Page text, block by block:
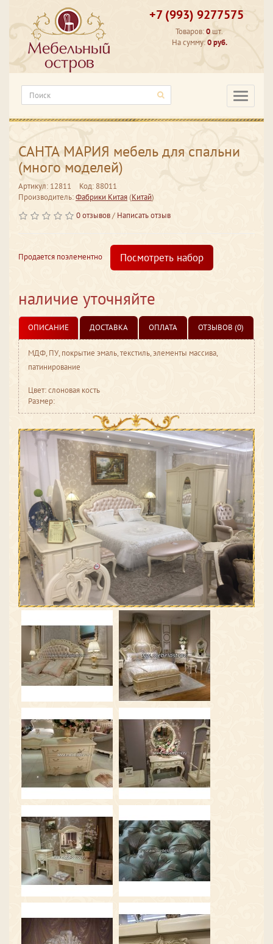
+7 (993) 9277575
Товаров:0 шт.
На сумму:0 руб.
САНТА МАРИЯ мебель для спальни
(много моделей)
Артикул: 12811
Код: 88011
Производитель:Фабрики Китая(Китай)
0 отзывов/ Написать отзыв
Продается поэлементно Посмотреть набор
наличие уточняйте
ОПИСАНИЕ ДОСТАВКА ОПЛАТА ОТЗЫВОВ (0)
МДФ, ПУ, покрытие эмаль, текстиль, элементы массива,
патинирование
Цвет: слоновая кость
Размер: